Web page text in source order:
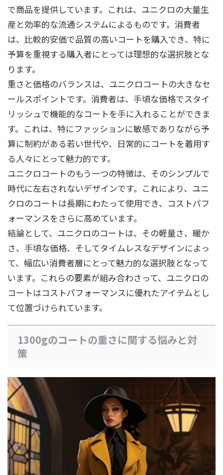
で商品を提供しています。これは、ユニクロの大量生
産と効率的な流通システムによるものです。消費者
は、比較的安価で品質の高いコートを購入でき、特に
予算を重視する購入者にとっては理想的な選択肢とな
ります。
重さと価格のバランスは、ユニクロコートの大きなセ
ールスポイントです。消費者は、手頃な価格でスタイ
リッシュで機能的なコートを手に入れることができま
す。これは、特にファッションに敏感でありながら予
算に制約がある若い世代や、日常的にコートを着用す
る人々にとって魅力的です。
ユニクロコートのもう一つの特徴は、そのシンプルで
時代に左右されないデザインです。これにより、ユニ
クロのコートは長期にわたって使用でき、コストパフ
ォーマンスをさらに高めています。
結論として、ユニクロのコートは、その軽量さ、暖か
さ、手頃な価格、そしてタイムレスなデザインによっ
て、幅広い消費者層にとって魅力的な選択肢となって
います。これらの要素が組み合わさって、ユニクロの
コートはコストパフォーマンスに優れたアイテムとし
て位置づけられています。
1300gのコートの重さに関する悩みと対
策